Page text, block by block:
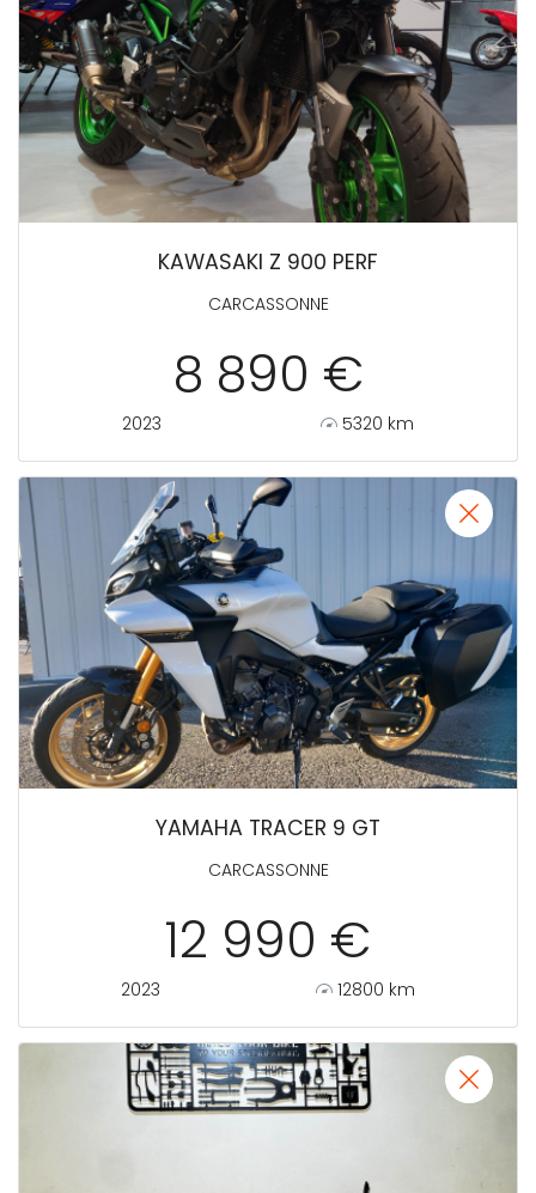
KAWASAKI Z 900 PERF
CARCASSONNE
8 890 €
2023 5320 km
YAMAHA TRACER 9 GT
CARCASSONNE
12 990 €
2023 12800 km